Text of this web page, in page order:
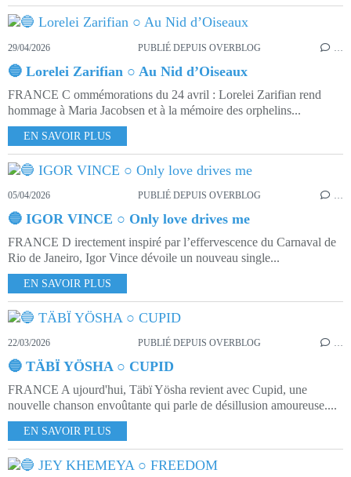
29/04/2026 PUBLIÉ DEPUIS OVERBLOG
🔵 Lorelei Zarifian ○ Au Nid d’Oiseaux
FRANCE C ommémorations du 24 avril : Lorelei Zarifian rend
hommage à Maria Jacobsen et à la mémoire des orphelins...
EN SAVOIR PLUS
05/04/2026 PUBLIÉ DEPUIS OVERBLOG …
🔵 IGOR VINCE ○ Only love drives me
FRANCE D irectement inspiré par l’effervescence du Carnaval de
Rio de Janeiro, Igor Vince dévoile un nouveau single...
EN SAVOIR PLUS
22/03/2026 PUBLIÉ DEPUIS OVERBLOG …
🔵 TÄBÏ YÖSHA ○ CUPID
FRANCE A ujourd'hui, Täbï Yösha revient avec Cupid, une
nouvelle chanson envoûtante qui parle de désillusion amoureuse....
EN SAVOIR PLUS